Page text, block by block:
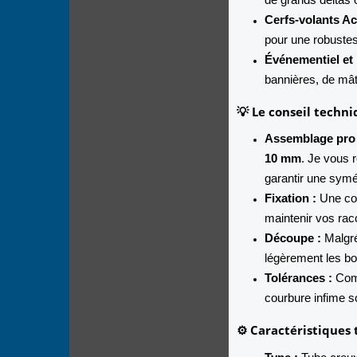
Cerfs-volants
pour une
Événementiel
bannières, de
💡 Le conseil
Assemblage
10 mm. Je vous
garantir une
Fixation : Une
maintenir vos
Découpe :
légèrement les
Tolérances :
courbure infime
⚙️ Caractéristiques